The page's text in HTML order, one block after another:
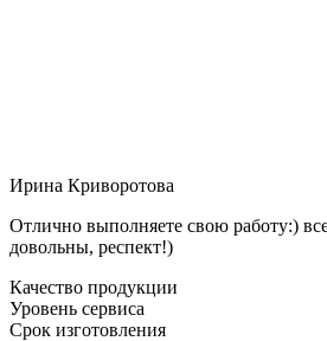
Ирина Криворотова
Отлично выполняете свою работу:)
довольны, респект!)
Качество продукции
Уровень сервиса
Срок изготовления